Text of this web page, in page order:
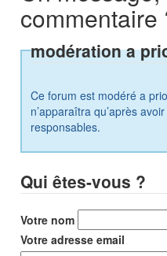
commentaire
modération a
Ce forum est modéré a
n’apparaîtra qu’après
responsables.
Qui êtes-vous ?
Votre nom
Votre adresse email